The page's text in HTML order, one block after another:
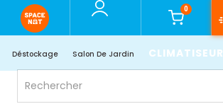
0
Déstockage Salon De Jardin CLIMATISEUR